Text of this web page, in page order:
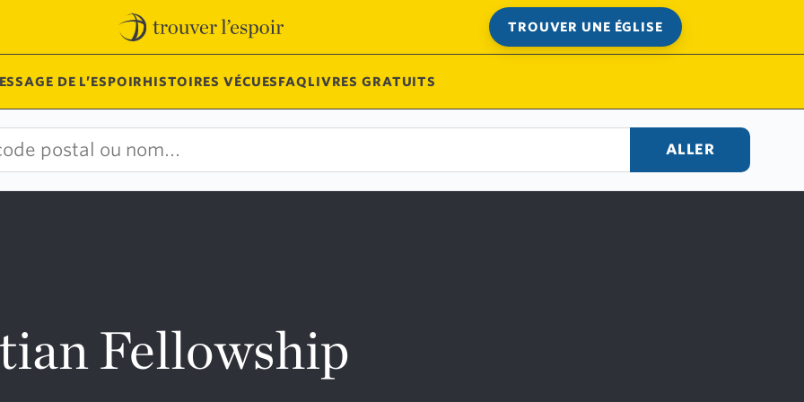
TROUVER UNE ÉGLISE
DE L’ESPOIRHISTOIRES VÉCUESFAQLIVRES GRATUITS
ALLER
Fellowship